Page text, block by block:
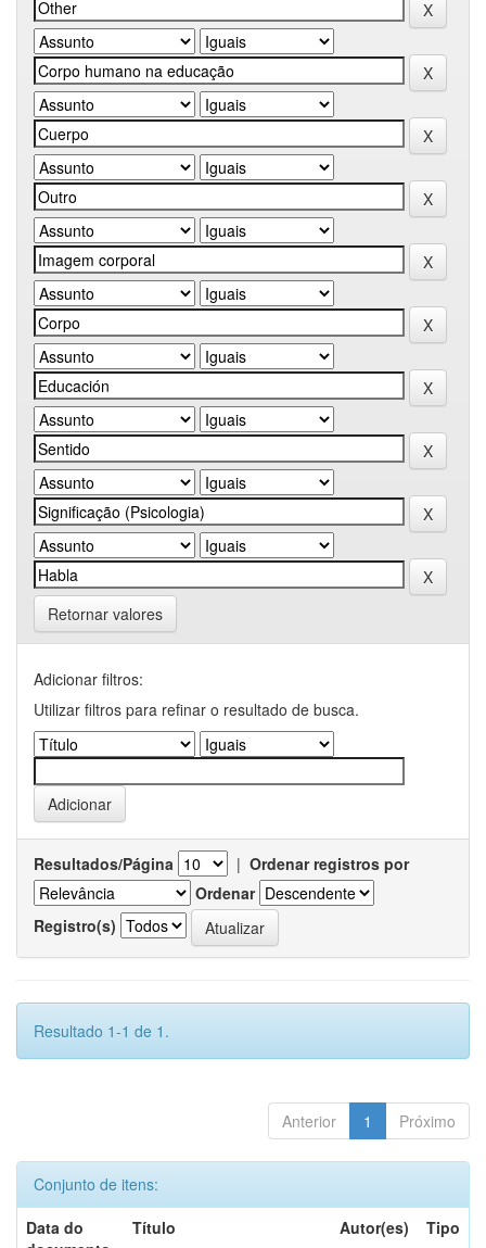
Retornar valores
Adicionar filtros:
Utilizar filtros para refinar o resultado de busca.
Resultados/Página | Ordenar registros por
Ordenar
Registro(s)
Resultado 1-1 de 1.
Anterior 1 Próximo
Conjunto de itens:
Data do
Título Autor(es) Tipo